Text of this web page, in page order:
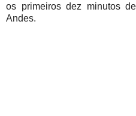
os primeiros dez minutos
Andes.